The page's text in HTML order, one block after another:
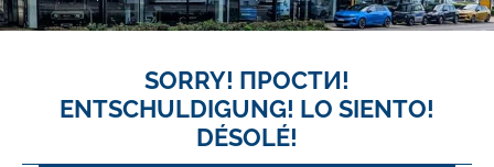
SORRY! ПРОСТИ!
ENTSCHULDIGUNG! LO SIENTO!
DÉSOLÉ!